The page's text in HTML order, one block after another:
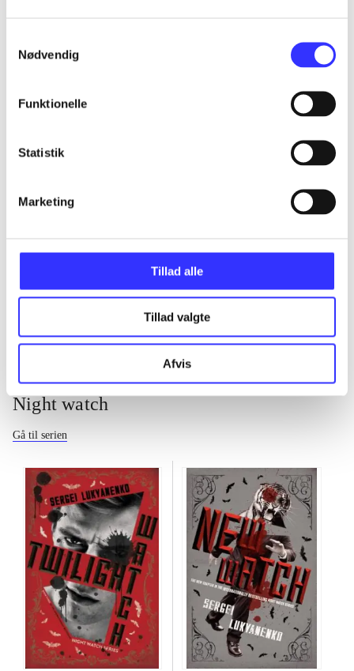
Nødvendig
Funktionelle
Statistik
Marketing
Tillad alle
Tillad valgte
Afvis
Night watch
Gå til serien